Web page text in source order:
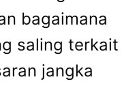
bagaimana
saling terkait
jangka